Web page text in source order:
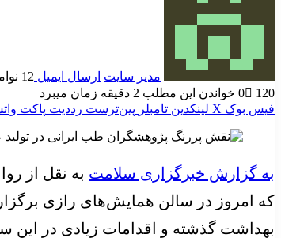
مدیر سایت ارسال ایمیل 12 نوامبر 2025
0
120
خواندن این مطلب 2 دقیقه زمان میبرد
فیس بوک X لینکدین ‫تامبلر ‫پین‌ترست ‫رددیت پاکت
به گزارش خبرگزاری سلامت به نقل از
بهداشت گذشته و اقدامات زیادی در این